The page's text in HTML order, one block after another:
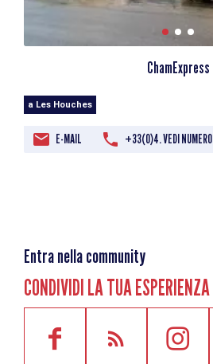
ChamExpress
a Les Houches
E-MAIL +33(0)4. VEDI NUMERO
Entra nella community
CONDIVIDI LA TUA ESPERIENZA